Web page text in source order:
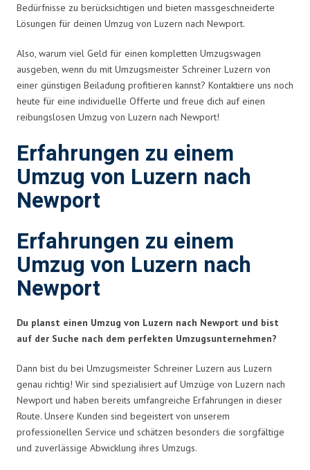
Bedürfnisse zu berücksichtigen und bieten massgeschneiderte
Lösungen für deinen Umzug von Luzern nach Newport.
Also, warum viel Geld für einen kompletten Umzugswagen
ausgeben, wenn du mit Umzugsmeister Schreiner Luzern von
einer günstigen Beiladung profitieren kannst? Kontaktiere uns noch
heute für eine individuelle Offerte und freue dich auf einen
reibungslosen Umzug von Luzern nach Newport!
Erfahrungen zu einem
Umzug von Luzern nach
Newport
Erfahrungen zu einem
Umzug von Luzern nach
Newport
Du planst einen Umzug von Luzern nach Newport und bist
auf der Suche nach dem perfekten Umzugsunternehmen?
Dann bist du bei Umzugsmeister Schreiner Luzern aus Luzern
genau richtig! Wir sind spezialisiert auf Umzüge von Luzern nach
Newport und haben bereits umfangreiche Erfahrungen in dieser
Route. Unsere Kunden sind begeistert von unserem
professionellen Service und schätzen besonders die sorgfältige
und zuverlässige Abwicklung ihres Umzugs.